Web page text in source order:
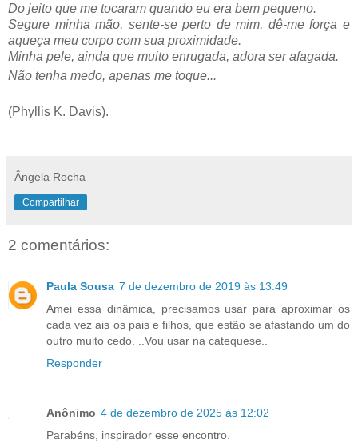
Do jeito que me tocaram quando eu era bem pequeno.
Segure minha mão, sente-se perto de mim, dê-me força e
aqueça meu corpo com sua proximidade.
Minha pele, ainda que muito enrugada, adora ser afagada.
Não tenha medo, apenas me toque...
(Phyllis K. Davis).
Ângela Rocha
Compartilhar
2 comentários:
Paula Sousa 7 de dezembro de 2019 às 13:49
Amei essa dinâmica, precisamos usar para aproximar os
cada vez ais os pais e filhos, que estão se afastando um do
outro muito cedo. ..Vou usar na catequese..
Responder
Anônimo 4 de dezembro de 2025 às 12:02
Parabéns, inspirador esse encontro.